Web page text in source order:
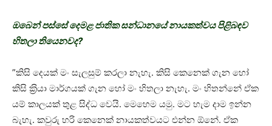
ඔබෙන් පස්සේ දෙමළ ජාතික සන්ධානයේ නායකත්වය පිළිබඳව
හිතලා තියෙනවද?
”කිසි දෙයක් මං සැලසුම් කරලා නැහැ. කිසි කෙනෙක් ගැන හෝ
කිසි ක‍්‍රියා මාර්ගයක් ගැන හෝ මං හිතලා නැහැ. මං හිතන්නේ ඒක
යම් කාලයක් තුළ සිද්ධ වෙයි. මෙහෙම යමු. මට හැම දාම ඉන්න
බැහැ. කවුරු හරි කෙනෙක් නායකත්වයට එන්න ඕනේ. ඒක